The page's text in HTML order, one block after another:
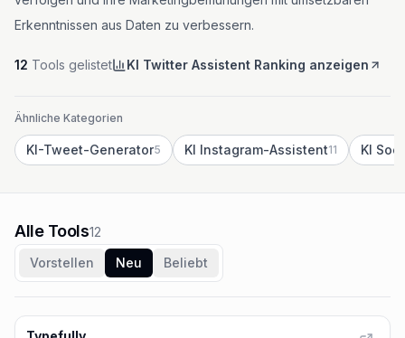
Erkenntnissen aus Daten zu verbessern.
12 Tools gelistet KI Twitter Assistent Ranking anzeigen
Ähnliche Kategorien
KI-Tweet-Generator5 KI Instagram-Assistent11 KI
Alle Tools12
Vorstellen
Neu Beliebt